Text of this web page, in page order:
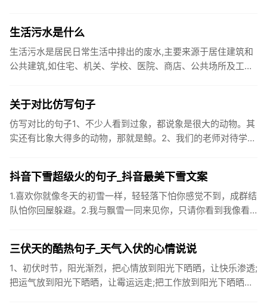
生活污水是什么
生活污水是居民日常生活中排出的废水,主要来源于居住建筑和
公共建筑,如住宅、机关、学校、医院、商店、公共场所及工业
关于对比仿写句子
仿写对比的句子1、不少人看到过象，都说象是很大的动物。其
实还有比象大得多的动物，那就是鲸。2、我们的老师对待学生
抖音下雪超级火的句子_抖音最美下雪文案
1.喜欢你就像冬天的初雪一样，轻轻落下怕你感觉不到，成群结
队怕你回屋躲避。2.我与飘雪一同来见你，只请你看到我像看
三伏天的酷热句子_天气入伏的心情说说
1、初伏时节，阳光渐烈，把心情放到阳光下晒晒，让快乐渗透;
把运气放到阳光下晒晒，让霉运远走;把工作放到阳光下晒晒，